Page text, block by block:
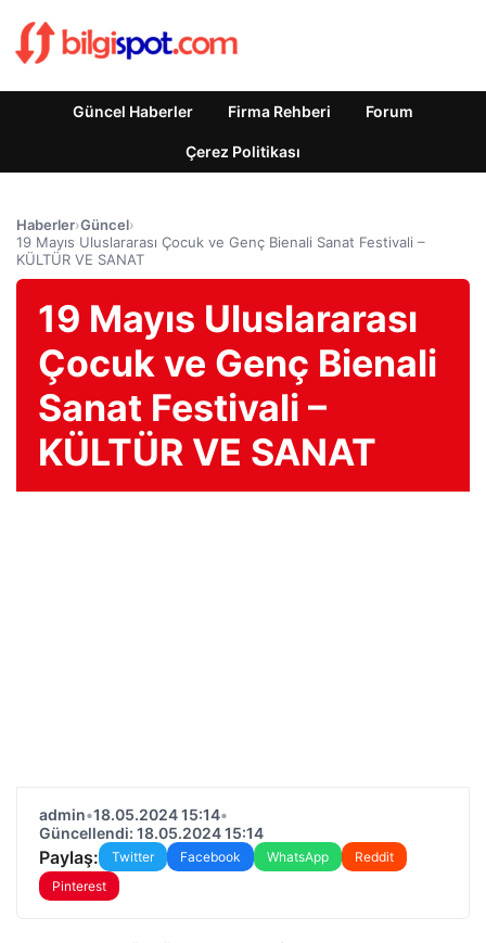
Güncel Haberler Firma Rehberi Forum
Çerez Politikası
Haberler›Güncel›
19 Mayıs Uluslararası Çocuk ve Genç Bienali Sanat Festivali –
KÜLTÜR VE SANAT
19 Mayıs Uluslararası
Çocuk ve Genç Bienali
Sanat Festivali –
KÜLTÜR VE SANAT
admin•18.05.2024 15:14•
Güncellendi: 18.05.2024 15:14
Paylaş: Twitter Facebook WhatsApp
Reddit
Pinterest